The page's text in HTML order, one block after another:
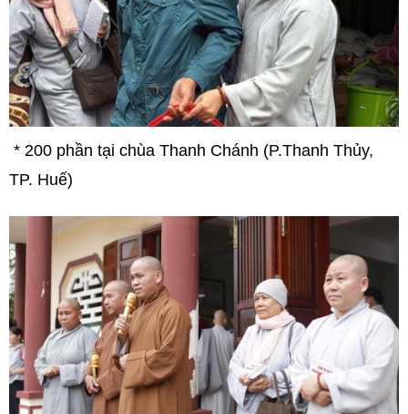
* 200 phần tại chùa Thanh Chánh (P.Thanh Thủy,
TP. Huế)